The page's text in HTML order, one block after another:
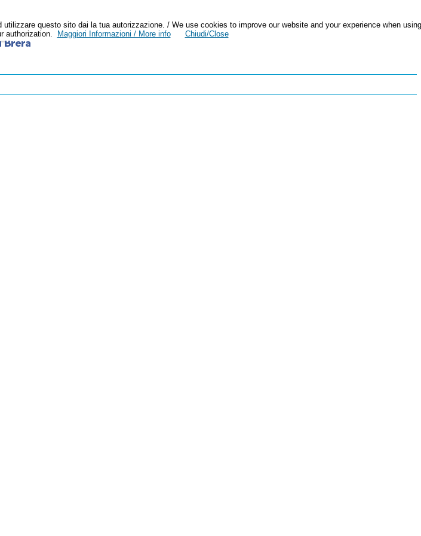
questo sito dai la tua autorizzazione. / We use cookies to improve our website and your experience when using
authorization.
Maggiori Informazioni / More info Chiudi/Close